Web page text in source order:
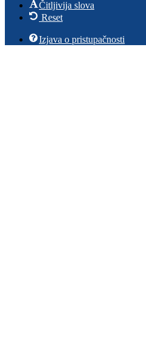
Čitljivija slova
Reset
Izjava o pristupačnosti